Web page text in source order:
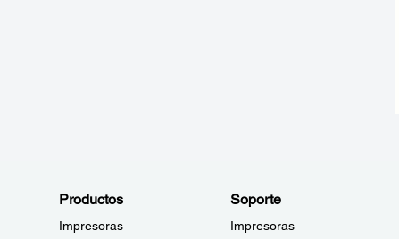
Productos
Impresoras
Soporte
Impresoras